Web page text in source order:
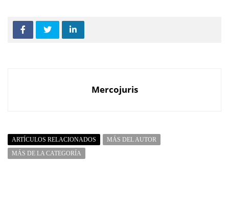
Mercojuris
ARTÍCULOS RELACIONADOS
MÁS DEL AUTOR
MÁS DE LA CATEGORÍA